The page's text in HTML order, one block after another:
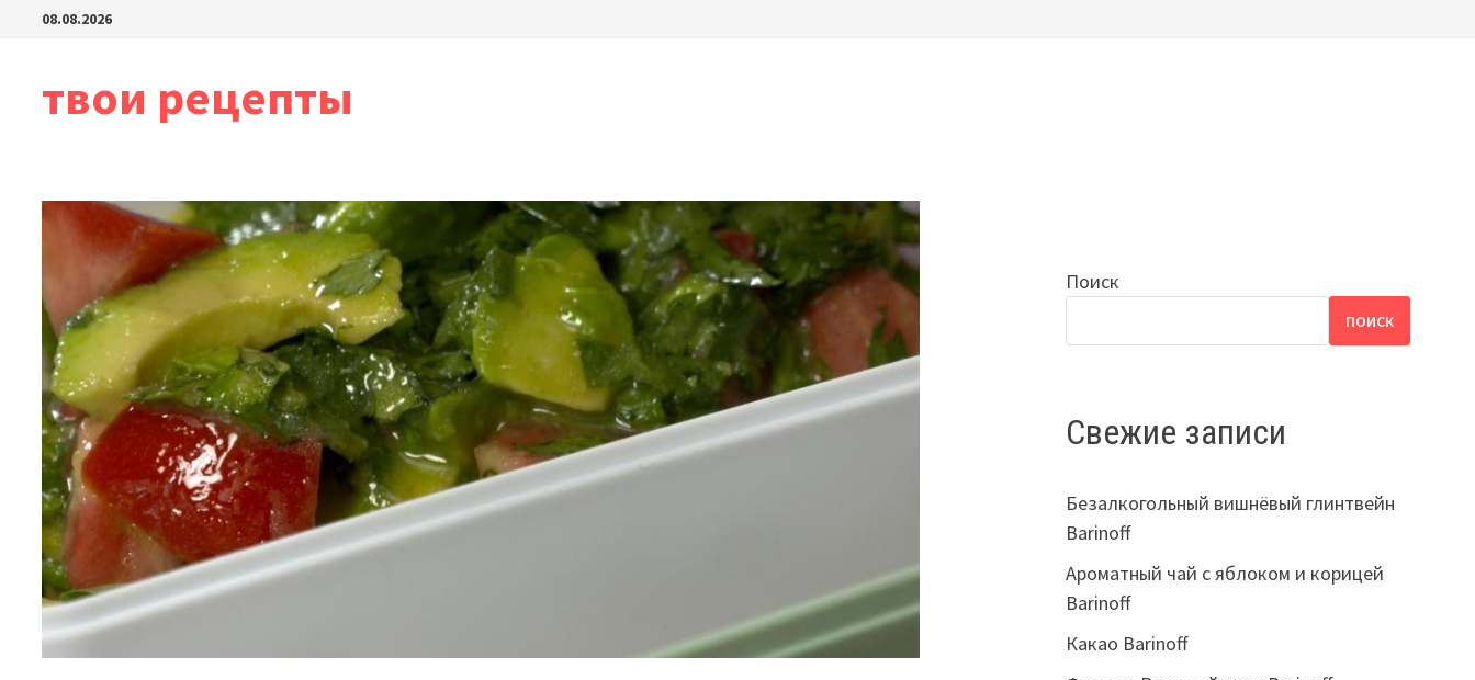
Перейти08.08.2026
твои рецепты
Поиск
ПОИСК
Свежие записи
Безалкогольный вишнёвый глинтвейн
Barinoff
Ароматный чай с яблоком и корицей
Barinoff
Какао Barinoff